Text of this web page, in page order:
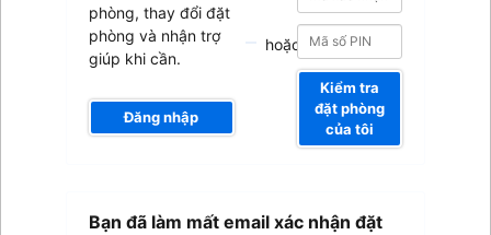
phòng, thay đổi đặt
phòng và nhận trợ
giúp khi cần.
Đăng nhập
hoặc
xác
nhận
nhận
Kiểm tra
đặt phòng
của tôi
Bạn đã làm mất email xác nhận đặt